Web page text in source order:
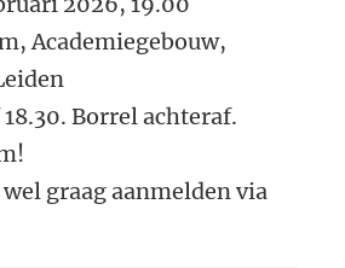
Academiegebouw,
Borrel achteraf.
graag aanmelden via